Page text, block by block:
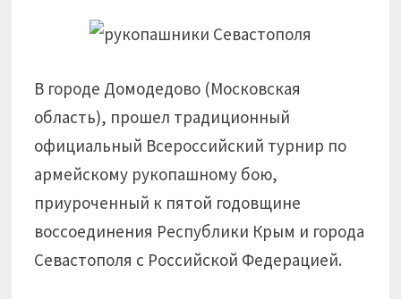
В городе Домодедово (Московская
область), прошел традиционный
официальный Всероссийский турнир по
армейскому рукопашному бою,
приуроченный к пятой годовщине
воссоединения Республики Крым и города
Севастополя с Российской Федерацией.